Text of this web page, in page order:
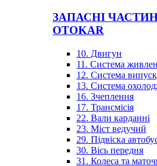
ЗАПАСНІ
OTOKAR
10. Двигун
11. Система
12. Система
13. Система
16. Зчеплення
17. Трансмісія
22. Вали карданні
23. Міст ведучий
29. Підвіска
30. Вісь передня
31. Колеса та